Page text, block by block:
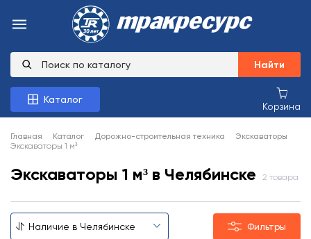
Найти
Каталог
Корзина
Главная Каталог Дорожно-строительная техника
Экскаваторы
Экскаваторы 1 м³
Экскаваторы 1 м³ в Челябинске 2 товара
Фильтры